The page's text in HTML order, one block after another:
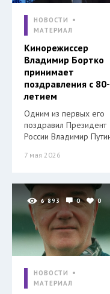
НОВОСТИ
МАТЕРИАЛ
Кинорежиссер
Владимир Бортко
принимает
поздравления с 80-
летием
Одним из первых его
поздравил Президент
России Владимир
7 мая 2026
6 893 0 0
НОВОСТИ
МАТЕРИАЛ